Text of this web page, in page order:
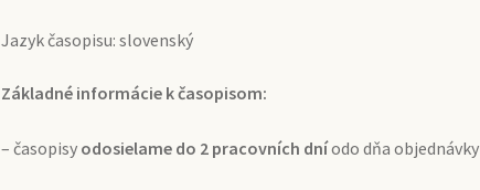
Jazyk časopisu: slovenský
Základné informácie k časopisom:
– časopisy odosielame do 2 pracovních dníodo dňa objednávky